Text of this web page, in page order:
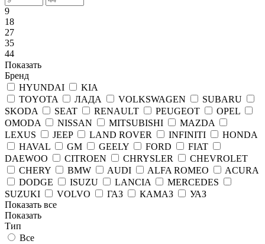
9
18
27
35
44
Показать
Бренд
HYUNDAI
KIA
TOYOTA
ЛАДА VOLKSWAGEN
SUBARU
SKODA
SEAT RENAULT PEUGEOT
OPEL
OMODA
NISSAN MITSUBISHI
MAZDA
LEXUS
JEEP LAND ROVER INFINITI
HONDA
HAVAL
GM GEELY FORD
FIAT
DAEWOO
CITROEN CHRYSLER
CHEVROLET
CHERY
BMW AUDI ALFA ROMEO
ACURA
DODGE
ISUZU LANCIA
MERCEDES
SUZUKI
VOLVO ГАЗ КАМАЗ
УАЗ
Показать все
Показать
Тип
Все